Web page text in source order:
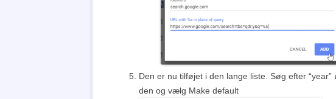
Den er nu tilføjet i den lange liste. Søg efter
den og vælg Make default